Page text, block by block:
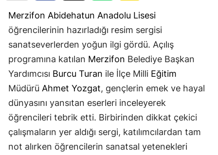
Merzifon Abidehatun Anadolu Lisesi
öğrencilerinin hazırladığı resim sergisi
sanatseverlerden yoğun ilgi gördü. Açılış
programına katılan Merzifon Belediye Başkan
Yardımcısı Burcu Turan ile İlçe Milli Eğitim
Müdürü Ahmet Yozgat, gençlerin emek ve hayal
dünyasını yansıtan eserleri inceleyerek
öğrencileri tebrik etti. Birbirinden dikkat çekici
çalışmaların yer aldığı sergi, katılımcılardan tam
not alırken öğrencilerin sanatsal yetenekleri